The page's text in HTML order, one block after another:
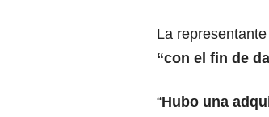
La
“con el fin de
“Hubo una